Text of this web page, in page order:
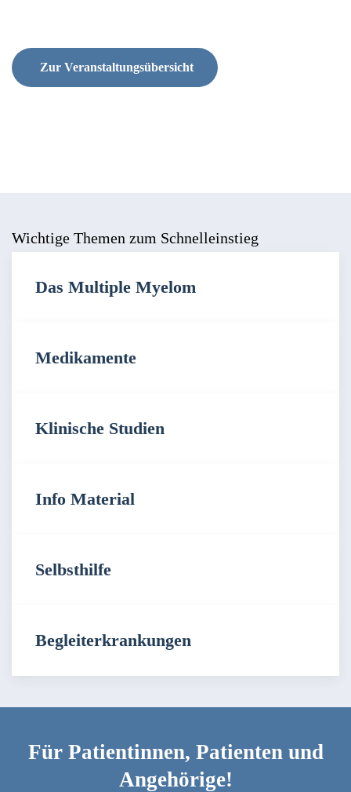
Zur Veranstaltungsübersicht
Wichtige Themen zum Schnelleinstieg
Das Multiple Myelom
Medikamente
Klinische Studien
Info Material
Selbsthilfe
Begleiterkrankungen
Für Patientinnen, Patienten und
Angehörige!